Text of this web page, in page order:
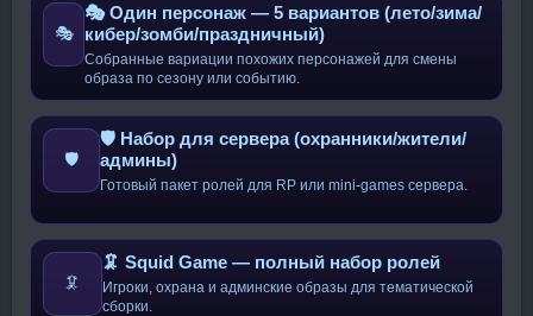
🎭
🎭 Один персонаж — 5 вариантов (лето/зима/
кибер/зомби/праздничный)
Собранные вариации похожих персонажей для смены
образа по сезону или событию.
🛡️
🛡️ Набор для сервера (охранники/жители/
админы)
Готовый пакет ролей для RP или mini-games сервера.
🦑
🦑 Squid Game — полный набор ролей
Игроки, охрана и админские образы для тематической
сборки.